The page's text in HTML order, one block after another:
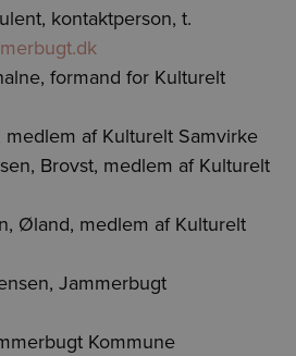
kontaktperson, t.
formand for Kulturelt
medlem af Kulturelt Samvirke
Brovst, medlem af Kulturelt
Øland, medlem af Kulturelt
Jammerbugt
Kommune